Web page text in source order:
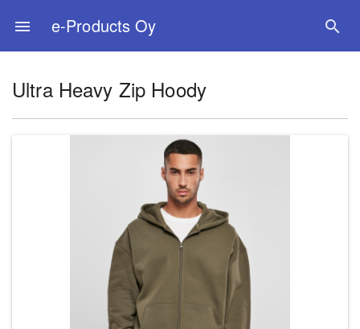
menu e-Products Oy search
Ultra Heavy Zip Hoody